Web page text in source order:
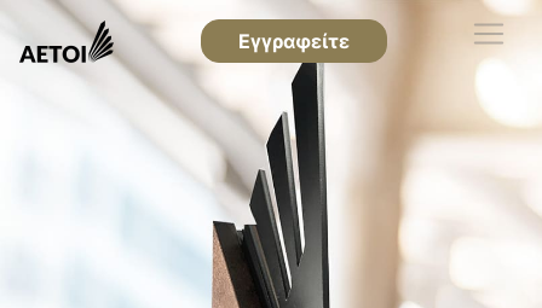
Εγγραφείτε